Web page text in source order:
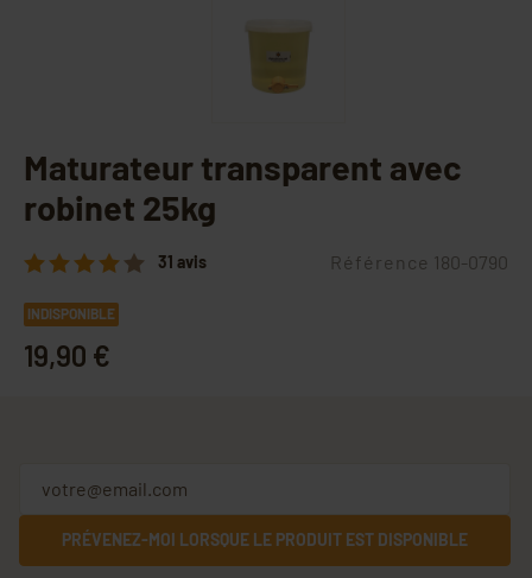
Maturateur transparent avec
robinet 25kg
31 avis Référence 180-0790
INDISPONIBLE
19,90 €
PRÉVENEZ-MOI LORSQUE LE PRODUIT EST DISPONIBLE